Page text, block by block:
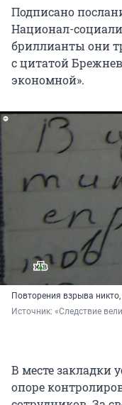
Подписано
Национал-
бриллианты они
с цитатой
экономной».
Повторения взрыва никто,
Источник: «Следствие
В месте закладки
опоре